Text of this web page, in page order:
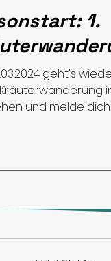
1.
geht's
und melde dich